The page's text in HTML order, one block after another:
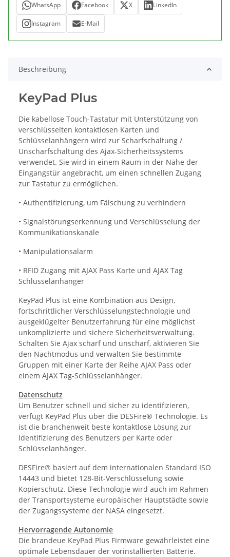
WhatsApp Facebook X LinkedIn
Instagram E-Mail
Beschreibung
KeyPad Plus
Die kabellose Touch-Tastatur mit Unterstützung von
verschlüsselten kontaktlosen Karten und
Schlüsselanhängern wird zur Scharfschaltung /
Unscharfschaltung des Ajax-Sicherheitssystems
verwendet. Sie wird in einem Raum in der Nähe der
Eingangstür angebracht, um einen schnellen Zugang
zur Tastatur zu ermöglichen.
• Authentifizierung, um Fälschung zu verhindern
• Signalstörungserkennung und Verschlüsselung der
Kommunikationskanäle
• Manipulationsalarm
• RFID Zugang mit AJAX Pass Karte und AJAX Tag
Schlüsselanhänger
KeyPad Plus ist eine Kombination aus Design,
fortschrittlicher Verschlüsselungstechnologie und
ausgeklügelter Benutzerfahrung für eine möglichst
unkomplizierte und sichere Sicherheitsverwaltung.
Schalten Sie Ajax scharf und unscharf, aktivieren Sie
den Nachtmodus und verwalten Sie bestimmte
Gruppen mit einer Karte der Reihe AJAX Pass oder
einem AJAX Tag-Schlüsselanhänger.
Datenschutz
Um Benutzer schnell und sicher zu identifizieren,
verfügt KeyPad Plus über die DESFire® Technologie. Es
ist die branchenweit beste kontaktlose Lösung zur
Identifizierung des Benutzers per Karte oder
Schlüsselanhänger.
DESFire® basiert auf dem internationalen Standard ISO
14443 und bietet 128-Bit-Verschlüsselung sowie
Kopierschutz. Diese Technologie wird auch im Rahmen
der Transportsysteme europäischer Hauptstädte sowie
der Zugangssysteme der NASA eingesetzt.
Hervorragende Autonomie
Die brandeue KeyPad Plus Firmware gewährleistet eine
optimale Lebensdauer der vorinstallierten Batterie.